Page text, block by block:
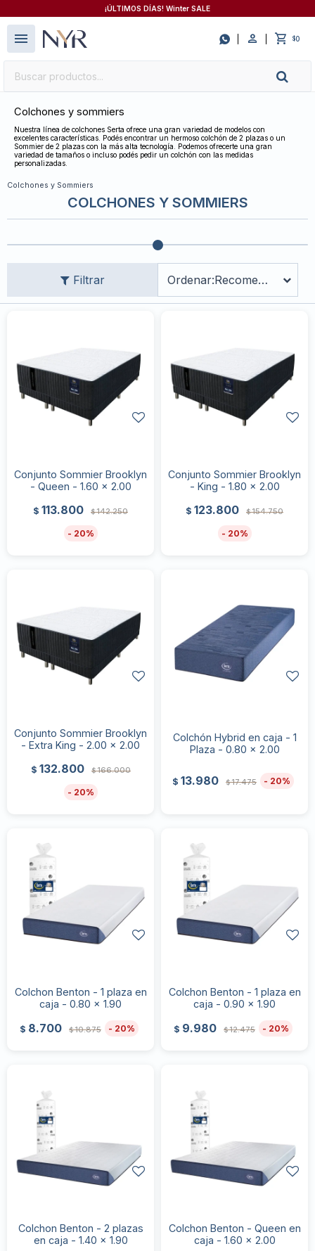
¡ÚLTIMOS DÍAS! Winter SALE
 $0
menu
Colchones y sommiers
Nuestra línea de colchones Serta ofrece una gran variedad de modelos con
excelentes características. Podés encontrar un hermoso colchón de 2 plazas o un
Sommier de 2 plazas con la más alta tecnología. Podemos ofrecerte una gran
variedad de tamaños o incluso podés pedir un colchón con las medidas
personalizadas.
Colchones y Sommiers
COLCHONES Y SOMMIERS
Recomendados
Conjunto Sommier Brooklyn
- Queen - 1.60 x 2.00
$ 113.800 $142.250
20
Conjunto Sommier Brooklyn
- King - 1.80 x 2.00
$ 123.800 $154.750
20
Conjunto Sommier Brooklyn
- Extra King - 2.00 x 2.00
$ 132.800 $166.000
20
Colchón Hybrid en caja - 1
Plaza - 0.80 x 2.00
$ 13.980 $17.475 20
Colchon Benton - 1 plaza en
caja - 0.80 x 1.90
$ 8.700 $10.875 20
Colchon Benton - 1 plaza en
caja - 0.90 x 1.90
$ 9.980 $12.475 20
Colchon Benton - 2 plazas
en caja - 1.40 x 1.90
Colchon Benton - Queen en
caja - 1.60 x 2.00
close